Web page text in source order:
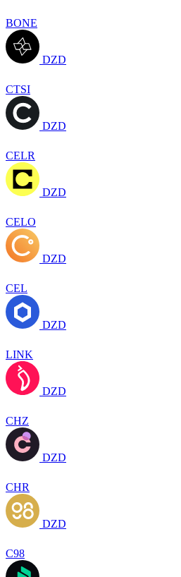
BONE
DZD
CTSI
DZD
CELR
DZD
CELO
DZD
CEL
DZD
LINK
DZD
CHZ
DZD
CHR
DZD
C98